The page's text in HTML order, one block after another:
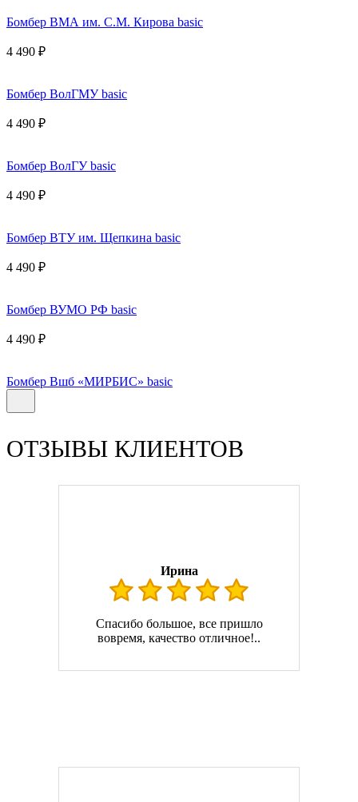
Бомбер ВМА им. С.М. Кирова basic
4 490 ₽
Бомбер ВолГМУ basic
4 490 ₽
Бомбер ВолГУ basic
4 490 ₽
Бомбер ВТУ им. Щепкина basic
4 490 ₽
Бомбер ВУМО РФ basic
4 490 ₽
Бомбер Вшб «МИРБИС» basic
ОТЗЫВЫ КЛИЕНТОВ
Ирина
Спасибо большое, все пришло
вовремя, качество отличное!..